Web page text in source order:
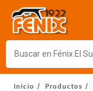
Inicio Productos